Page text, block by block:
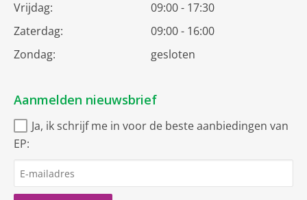
Vrijdag:
09:00 - 17:30
Zaterdag:
09:00 - 16:00
Zondag:
gesloten
Aanmelden nieuwsbrief
Ja, ik schrijf me in voor de beste aanbiedingen van
EP: